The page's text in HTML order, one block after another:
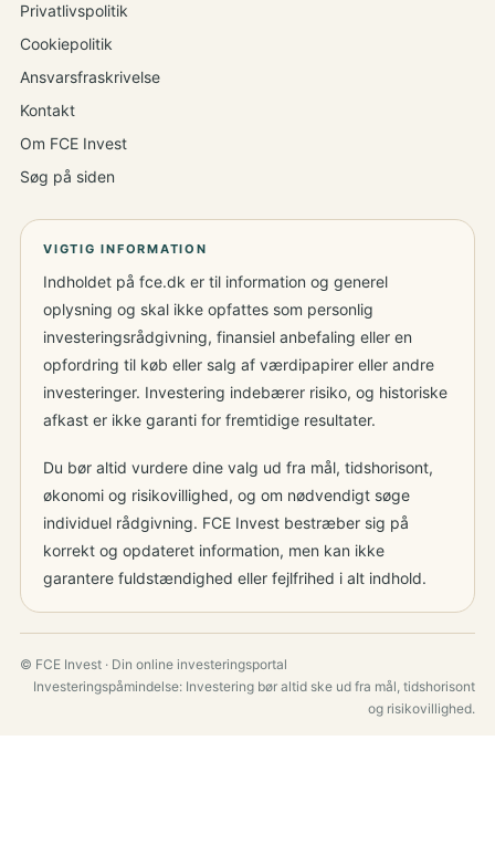
Privatlivspolitik
Cookiepolitik
Ansvarsfraskrivelse
Kontakt
Om FCE Invest
Søg på siden
VIGTIG INFORMATION
Indholdet på fce.dk er til information og generel
oplysning og skal ikke opfattes som personlig
investeringsrådgivning, finansiel anbefaling eller en
opfordring til køb eller salg af værdipapirer eller andre
investeringer. Investering indebærer risiko, og historiske
afkast er ikke garanti for fremtidige resultater.
Du bør altid vurdere dine valg ud fra mål, tidshorisont,
økonomi og risikovillighed, og om nødvendigt søge
individuel rådgivning. FCE Invest bestræber sig på
korrekt og opdateret information, men kan ikke
garantere fuldstændighed eller fejlfrihed i alt indhold.
© FCE Invest · Din online investeringsportal
Investeringspåmindelse: Investering bør altid ske ud fra mål, tidshorisont
og risikovillighed.